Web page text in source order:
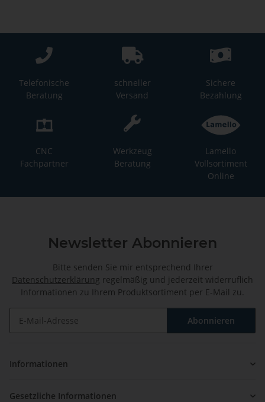
Telefonische
Beratung
schneller
Versand
Sichere
Bezahlung
CNC
Fachpartner
Werkzeug
Beratung
Lamello
Vollsortiment
Online
Newsletter Abonnieren
Bitte senden Sie mir entsprechend Ihrer
Datenschutzerklärung regelmäßig und jederzeit widerruflich
Informationen zu Ihrem Produktsortiment per E-Mail zu.
Abonnieren
Informationen
Gesetzliche Informationen